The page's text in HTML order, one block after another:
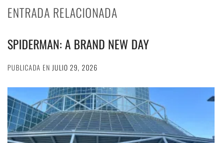
ENTRADA RELACIONADA
SPIDERMAN: A BRAND NEW DAY
PUBLICADA EN JULIO 29, 2026